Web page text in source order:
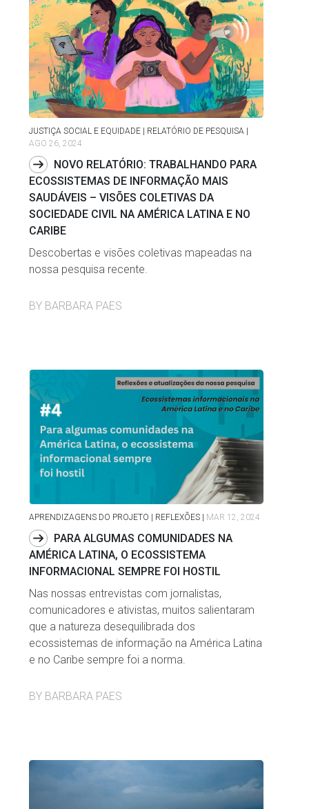
JUSTIÇA SOCIAL E EQUIDADE | RELATÓRIO DE PESQUISA
AGO 26, 2024
NOVO RELATÓRIO: TRABALHANDO PARA
ECOSSISTEMAS DE INFORMAÇÃO MAIS
SAUDÁVEIS – VISÕES COLETIVAS DA
SOCIEDADE CIVIL NA AMÉRICA LATINA E NO
CARIBE
Descobertas e visões coletivas mapeadas na
nossa pesquisa recente.
BY BARBARA PAES
APRENDIZAGENS DO PROJETO | REFLEXÕES | MAR 12, 2024
PARA ALGUMAS COMUNIDADES NA
AMÉRICA LATINA, O ECOSSISTEMA
INFORMACIONAL SEMPRE FOI HOSTIL
Nas nossas entrevistas com jornalistas,
comunicadores e ativistas, muitos salientaram
que a natureza desequilibrada dos
ecossistemas de informação na América Latina
e no Caribe sempre foi a norma.
BY BARBARA PAES